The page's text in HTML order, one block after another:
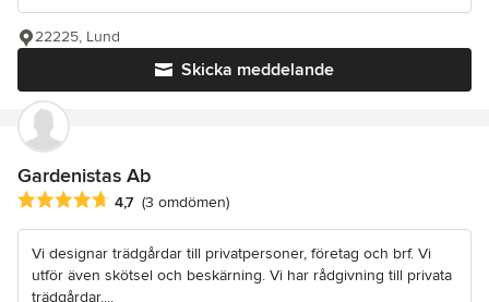
Skicka meddelande
22225, Lund
Gardenistas Ab
Genomsnittligt omdöme: 4.7 av 5 stjärnor
4,7 (3 omdömen)
Vi designar trädgårdar till privatpersoner, företag och brf. Vi
utför även skötsel och beskärning. Vi har rådgivning till privata
trädgårdar,...